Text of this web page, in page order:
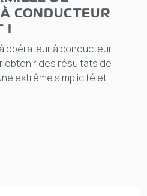
CONDUCTEUR
!
opérateur à conducteur
obtenir des résultats de
extrême simplicité et